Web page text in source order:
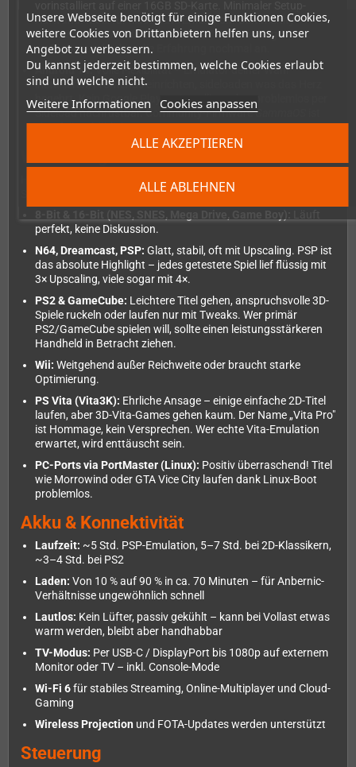
Unsere Webseite benötigt für einige Funktionen Cookies,
weitere Cookies von Drittanbietern helfen uns, unser
Angebot zu verbessern.
Du kannst jederzeit bestimmen, welche Cookies erlaubt
sind und welche nicht.
Weitere Informationen Cookies anpassen
ALLE ABLEHNEN
ALLE AKZEPTIEREN
Aufwand. Ideal für klassische Emulation. Community-
Firmware wieKNULLIoderROCKNIX sind von Tag 1
verfügbar und heben die Erfahrung nochmal an.
Android 14:Volle Flexibilität – Emulator deiner Wahl
installieren, Frontends einrichten, sideloaden was das Herz
begehrt. Kein Google Play vorinstalliert, aber problemlos per
Sideload nachrüstbar. Community-FirmwareGammaOS
ebenfalls erhältlich.
Hier wird ehrlich Tacheles geredet, denn das Gerät hat klare
eine bekannte Schwachstelle:
perfekt, keine Diskussion.
N64, Dreamcast, PSP: Glatt, stabil, oft mit Upscaling. PSP ist
das absolute Highlight – jedes getestete Spiel lief flüssig mit
3× Upscaling, viele sogar mit 4×.
PS2 & GameCube: Leichtere Titel gehen, anspruchsvolle 3D-
Spiele ruckeln oder laufen nur mit Tweaks. Wer primär
PS2/GameCube spielen will, sollte einen leistungsstärkeren
Handheld in Betracht ziehen.
Wii: Weitgehend außer Reichweite oder braucht starke
Optimierung.
PS Vita (Vita3K): Ehrliche Ansage – einige einfache 2D-Titel
laufen, aber 3D-Vita-Games gehen kaum. Der Name „Vita Pro"
ist Hommage, kein Versprechen. Wer echte Vita-Emulation
erwartet, wird enttäuscht sein.
PC-Ports via PortMaster (Linux): Positiv überraschend! Titel
wie Morrowind oder GTA Vice City laufen dank Linux-Boot
problemlos.
Akku & Konnektivität
Laufzeit: ~5 Std. PSP-Emulation, 5–7 Std. bei 2D-Klassikern,
~3–4 Std. bei PS2
Laden: Von 10 % auf 90 % in ca. 70 Minuten – für Anbernic-
Verhältnisse ungewöhnlich schnell
Lautlos: Kein Lüfter, passiv gekühlt – kann bei Vollast etwas
warm werden, bleibt aber handhabbar
TV-Modus: Per USB-C / DisplayPort bis 1080p auf externem
Monitor oder TV – inkl. Console-Mode
Wi-Fi 6für stabiles Streaming, Online-Multiplayer und Cloud-
Gaming
Wireless Projection und FOTA-Updates werden unterstützt
Steuerung